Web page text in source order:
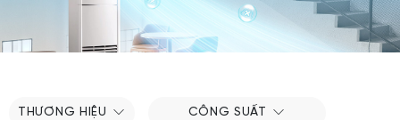
THƯƠNG HIỆU CÔNG SUẤT